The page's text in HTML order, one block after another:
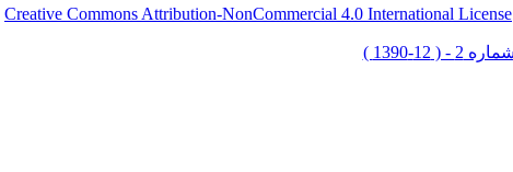
Creative Commons Attribution-NonCommercial 4.0 International License